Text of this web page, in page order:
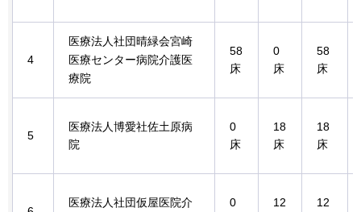
4
医療法人社団晴緑会宮崎
医療センター病院介護医
療院
58
床
0
床
58
床
5
医療法人博愛社佐土原病
院
0
床
18
床
18
床
医療法人社団仮屋医院介
0
12
12